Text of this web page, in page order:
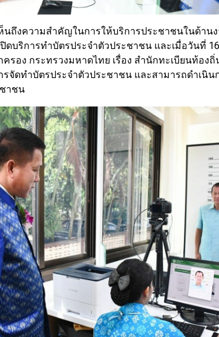
ห็นถึงความสำคัญในการให้บริการประชาชนในด้าน
ดบริการทำบัตรประจำตัวประชาชน และเมื่อวันที่
รอง กระทรวงมหาดไทย เรื่อง สำนักทะเบียนท้องถิ่
จัดทำบัตรประจำตัวประชาชน และสามารถดำเนิน
าชน